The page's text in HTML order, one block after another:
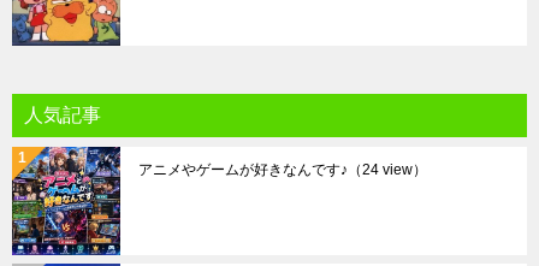
人気記事
アニメやゲームが好きなんです♪ （24 view）